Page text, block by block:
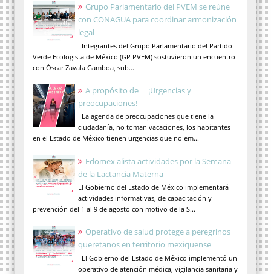
Grupo Parlamentario del PVEM se reúne
con CONAGUA para coordinar armonización
legal
Integrantes del Grupo Parlamentario del Partido
Verde Ecologista de México (GP PVEM) sostuvieron un encuentro
con Óscar Zavala Gamboa, sub...
A propósito de… ¡Urgencias y
preocupaciones!
La agenda de preocupaciones que tiene la
ciudadanía, no toman vacaciones, los habitantes
en el Estado de México tienen urgencias que no em...
Edomex alista actividades por la Semana
de la Lactancia Materna
El Gobierno del Estado de México implementará
actividades informativas, de capacitación y
prevención del 1 al 9 de agosto con motivo de la S...
Operativo de salud protege a peregrinos
queretanos en territorio mexiquense
El Gobierno del Estado de México implementó un
operativo de atención médica, vigilancia sanitaria y